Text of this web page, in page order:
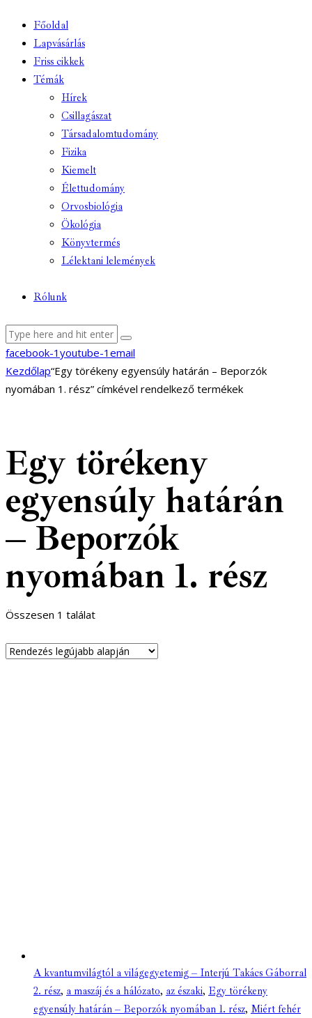
Főoldal
Lapvásárlás
Friss cikkek
Témák
Hírek
Csillagászat
Társadalomtudomány
Fizika
Kiemelt
Élettudomány
Orvosbiológia
Ökológia
Könyvtermés
Lélektani lelemények
Rólunk
facebook-1 youtube-1 email
Kezdőlap“Egy törékeny egyensúly határán – Beporzók
nyomában 1. rész” címkével rendelkező termékek
Egy törékeny
egyensúly határán
– Beporzók
nyomában 1. rész
Összesen 1 találat
A kvantumvilágtól a világegyetemig – Interjú Takács Gáborral
2. rész, a maszáj és a hálózato, az északi, Egy törékeny
egyensúly határán – Beporzók nyomában 1. rész, Miért fehér